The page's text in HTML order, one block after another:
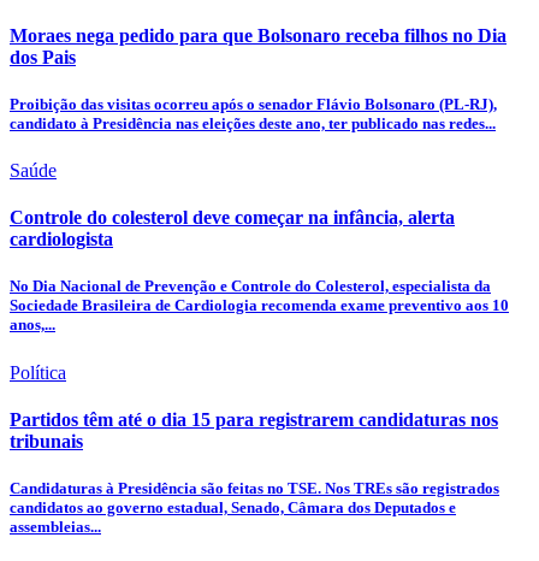
Moraes nega pedido para que Bolsonaro receba filhos no Dia
dos Pais
Proibição das visitas ocorreu após o senador Flávio Bolsonaro (PL-RJ),
candidato à Presidência nas eleições deste ano, ter publicado nas redes...
Saúde
Controle do colesterol deve começar na infância, alerta
cardiologista
No Dia Nacional de Prevenção e Controle do Colesterol, especialista da
Sociedade Brasileira de Cardiologia recomenda exame preventivo aos 10
anos,...
Política
Partidos têm até o dia 15 para registrarem candidaturas nos
tribunais
Candidaturas à Presidência são feitas no TSE. Nos TREs são registrados
candidatos ao governo estadual, Senado, Câmara dos Deputados e
assembleias...